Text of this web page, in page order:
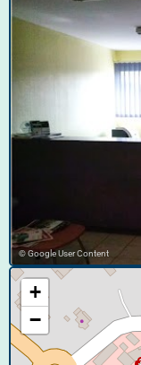
© Google User Content
+
−